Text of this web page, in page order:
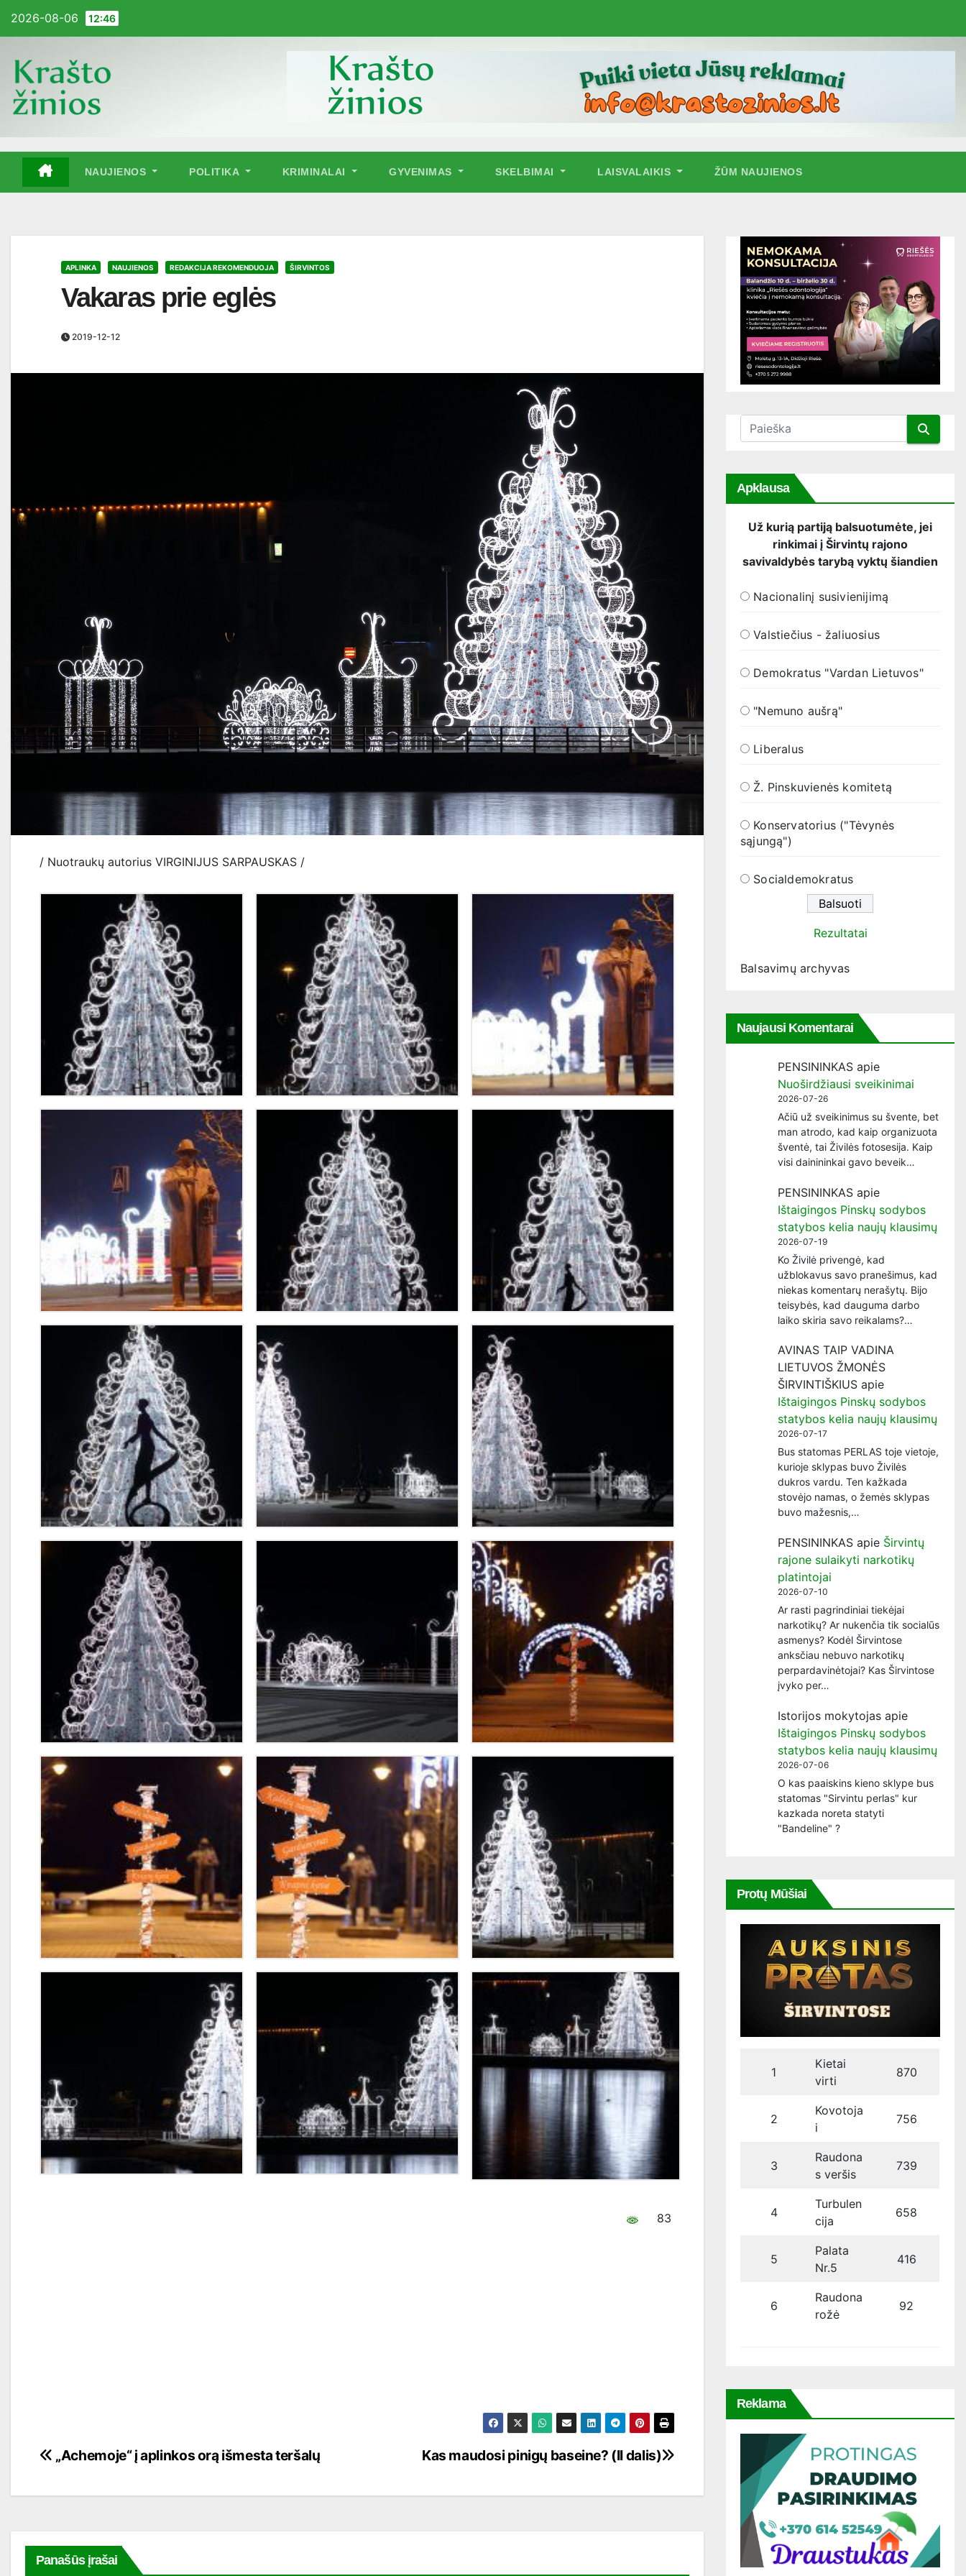
2026-08-06 12:46
NAUJIENOS POLITIKA KRIMINALAI GYVENIMAS SKELBIMAI LAISVALAIKIS ŽŪM NAUJIENOS
APLINKA NAUJIENOS REDAKCIJA REKOMENDUOJA ŠIRVINTOS
Vakaras prie eglės
2019-12-12
/ Nuotraukų autorius VIRGINIJUS SARPAUSKAS /
83
Navigacija
Kas maudosi pinigų baseine? (II dalis)
„Achemoje“ į aplinkos orą išmesta teršalų
Panašūs įrašai
Apklausa
Už kurią partiją balsuotumėte, jei
rinkimai į Širvintų rajono
savivaldybės tarybą vyktų šiandien
Nacionalinį susivienijimą
Valstiečius - žaliuosius
Demokratus "Vardan Lietuvos"
"Nemuno aušrą"
Liberalus
Ž. Pinskuvienės komitetą
Konservatorius ("Tėvynės
sąjungą")
Socialdemokratus
Rezultatai
Balsavimų archyvas
Naujausi Komentarai
PENSININKAS apie
Nuoširdžiausi sveikinimai
2026-07-26
Ačiū už sveikinimus su švente, bet
man atrodo, kad kaip organizuota
šventė, tai Živilės fotosesija. Kaip
visi dainininkai gavo beveik…
PENSININKAS apie
Ištaigingos Pinskų sodybos
statybos kelia naujų klausimų
2026-07-19
Ko Živilė privengė, kad
užblokavus savo pranešimus, kad
niekas komentarų nerašytų. Bijo
teisybės, kad dauguma darbo
laiko skiria savo reikalams?…
AVINAS TAIP VADINA
LIETUVOS ŽMONĖS
ŠIRVINTIŠKIUS apie
Ištaigingos Pinskų sodybos
statybos kelia naujų klausimų
2026-07-17
Bus statomas PERLAS toje vietoje,
kurioje sklypas buvo Živilės
dukros vardu. Ten kažkada
stovėjo namas, o žemės sklypas
buvo mažesnis,…
PENSININKAS apie Širvintų
rajone sulaikyti narkotikų
platintojai
2026-07-10
Ar rasti pagrindiniai tiekėjai
narkotikų? Ar nukenčia tik socialūs
asmenys? Kodėl Širvintose
anksčiau nebuvo narkotikų
perpardavinėtojai? Kas Širvintose
įvyko per…
Istorijos mokytojas apie
Ištaigingos Pinskų sodybos
statybos kelia naujų klausimų
2026-07-06
O kas paaiskins kieno sklype bus
statomas "Sirvintu perlas" kur
kazkada noreta statyti
"Bandeline" ?
Protų Mūšiai
1
Kietai
virti
870
2
Kovotoja
i
756
3
Raudona
s veršis
739
4
Turbulen
cija
658
5
Palata
Nr.5
416
6
Raudona
rožė
92
Reklama